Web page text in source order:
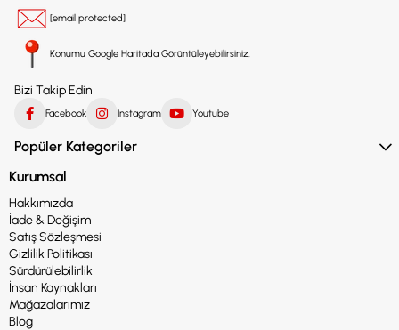
[email protected]
Konumu Google Haritada Görüntüleyebilirsiniz.
Bizi Takip Edin
Facebook Instagram Youtube
Popüler Kategoriler
Kurumsal
Hakkımızda
İade & Değişim
Satış Sözleşmesi
Gizlilik Politikası
Sürdürülebilirlik
İnsan Kaynakları
Mağazalarımız
Blog